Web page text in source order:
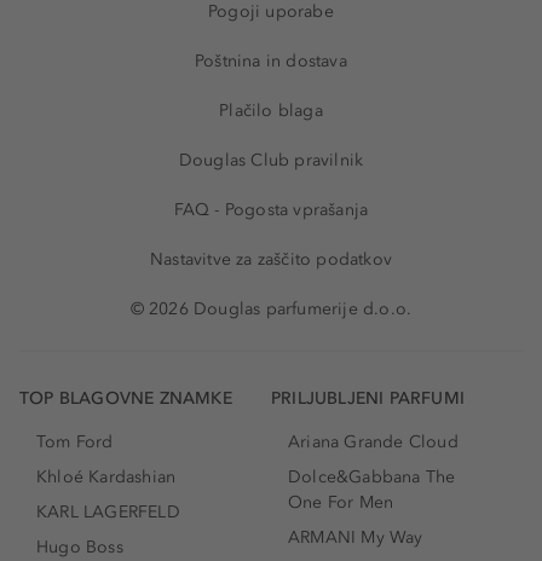
Pogoji uporabe
Poštnina in dostava
Plačilo blaga
Douglas Club pravilnik
FAQ - Pogosta vprašanja
Nastavitve za zaščito podatkov
© 2026 Douglas parfumerije d.o.o.
TOP BLAGOVNE ZNAMKE
Tom Ford
Khloé Kardashian
KARL LAGERFELD
Hugo Boss
PRILJUBLJENI PARFUMI
Ariana Grande Cloud
Dolce&Gabbana The
One For Men
ARMANI My Way